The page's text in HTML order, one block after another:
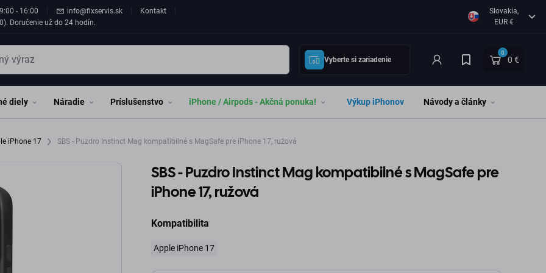
- 16:00 info@fixservis.sk
Kontakt
Doručenie už do 24 hodín.
Slovakia,
EUR €
Vyberte si zariadenie
0
0 €
diely Náradie Príslušenstvo iPhone / Airpods - Akčná ponuka! Výkup iPhonov Návody a články
iPhone 17 SBS - Puzdro Instinct Mag kompatibilné s MagSafe pre iPhone 17, ružová
SBS - Puzdro Instinct Mag kompatibilné s MagSafe pre
iPhone 17, ružová
Kompatibilita
Apple iPhone 17